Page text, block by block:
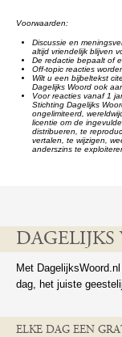
Voorwaarden:
Discussie en
altijd vriendelijk blijven
De redactie bepaalt of
Off-topic reacties
Wilt u een bijbeltekst
Dagelijks Woord ook
Voor reacties vanaf 1
Stichting Dagelijks
ongelimiteerd,
licentie om de
distribueren, te
vertalen, te wijzigen,
anderszins te
Met
dag, het juiste
ELKE DAG EEN